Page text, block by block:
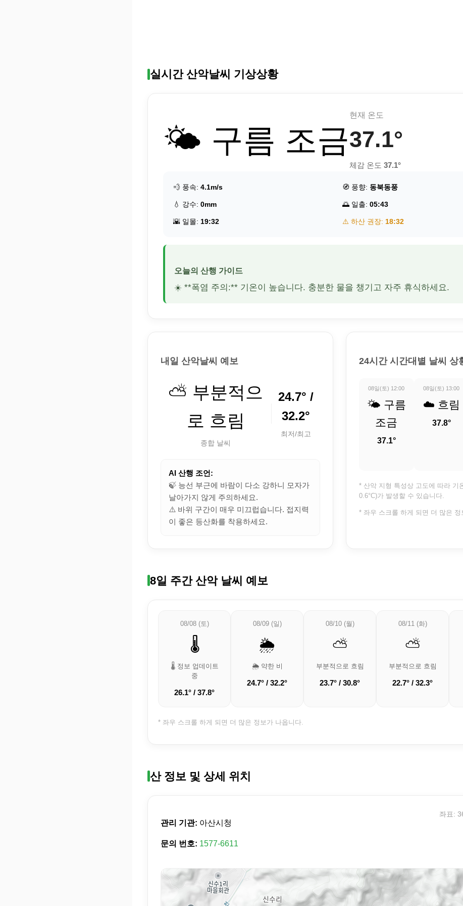
실시간 산악날씨 기상상황
🌤️ 구름 조금
현재 온도
37.1°
체감 온도 37.1°
💨 풍속: 4.1m/s 🧭 풍향: 동북동풍
💧 강수: 0mm 🌅 일출: 05:43
🌇 일몰: 19:32 ⚠️ 하산 권장: 18:32
오늘의 산행 가이드
☀️ **폭염 주의:** 기온이 높습니다. 충분한 물을 챙기고 자주 휴식하세요.
내일 산악날씨 예보
⛅ 부분적으
로 흐림
종합 날씨
24.7° /
32.2°
최저/최고
AI 산행 조언:
🍃 능선 부근에 바람이 다소 강하니 모자가
날아가지 않게 주의하세요.
⚠️ 바위 구간이 매우 미끄럽습니다. 접지력
이 좋은 등산화를 착용하세요.
24시간 시간대별 날씨 상
08일(토) 12:00
🌤️ 구름
조금
37.1°
08일(토) 13:00
☁️ 흐림
37.8°
* 산악 지형 특성상 고도에 따라 기
0.6°C)가 발생할 수 있습니다.
* 좌우 스크롤 하게 되면 더 많은 정
8일 주간 산악 날씨 예보
08/08 (토)
🌡️
🌡️ 정보 업데이트
중
26.1° / 37.8°
08/09 (일)
🌦️
🌦️ 약한 비
24.7° / 32.2°
08/10 (월)
⛅
부분적으로 흐림
23.7° / 30.8°
08/11 (화)
⛅
부분적으로 흐림
22.7° / 32.3°
* 좌우 스크롤 하게 되면 더 많은 정보가 나옵니다.
산 정보 및 상세 위치
관리 기관: 아산시청
문의 번호: 1577-6611
좌표: